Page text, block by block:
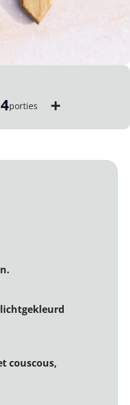
4porties +
couscous,